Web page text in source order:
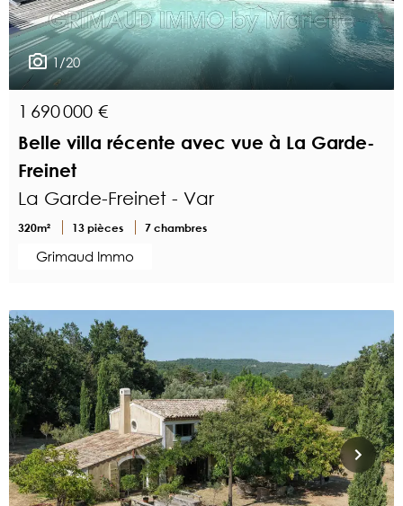
1/20
1 690 000 €
Belle villa récente avec vue à La Garde-
Freinet
La Garde-Freinet - Var
320m² 13 pièces 7 chambres
Grimaud Immo